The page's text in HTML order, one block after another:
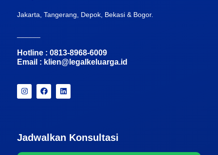
Jakarta, Tangerang, Depok, Bekasi & Bogor.
Hotline : 0813-8968-6009
Email : klien@legalkeluarga.id
Jadwalkan Konsultasi